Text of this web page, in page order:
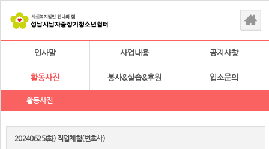
인사말 사업내용 공지사항
활동사진 봉사&실습&후원 입소문의
활동사진
20240625(화) 직업체험(변호사)